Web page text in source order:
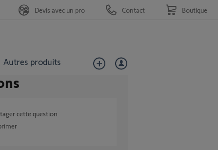
Autres produits
Devis avec un pro Contact Boutique
cette question